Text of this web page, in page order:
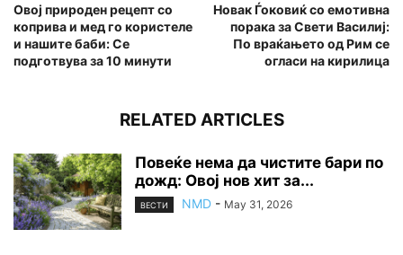
Овој природен рецепт со
коприва и мед го користеле
и нашите баби: Се
подготвува за 10 минути
Новак Ѓоковиќ со емотивна
порака за Свети Василиј:
По враќањето од Рим се
огласи на кирилица
RELATED ARTICLES
Повеќе нема да чистите бари по
дожд: Овој нов хит за...
ВЕСТИ NMD - May 31, 2026